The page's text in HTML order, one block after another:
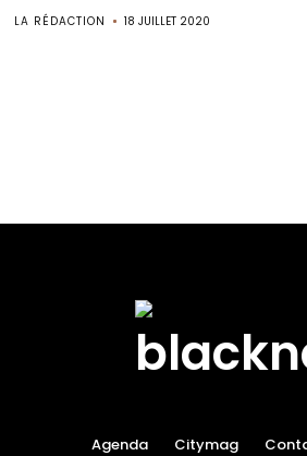
LA RÉDACTION 18 JUILLET 2020
Agenda Citymag